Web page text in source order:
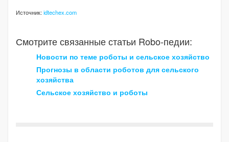
Источник:idtechex.com
Смотрите связанные статьи Robo-педии:
Новости по теме роботы и сельское хозяйство
Прогнозы в области роботов для сельского
хозяйства
Сельское хозяйство и роботы